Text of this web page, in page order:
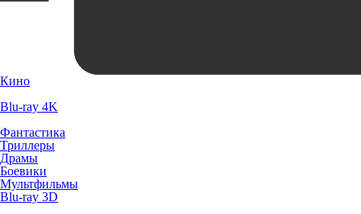
Кино
Blu-ray 4K
Фантастика
Триллеры
Драмы
Боевики
Мультфильмы
Blu-ray 3D